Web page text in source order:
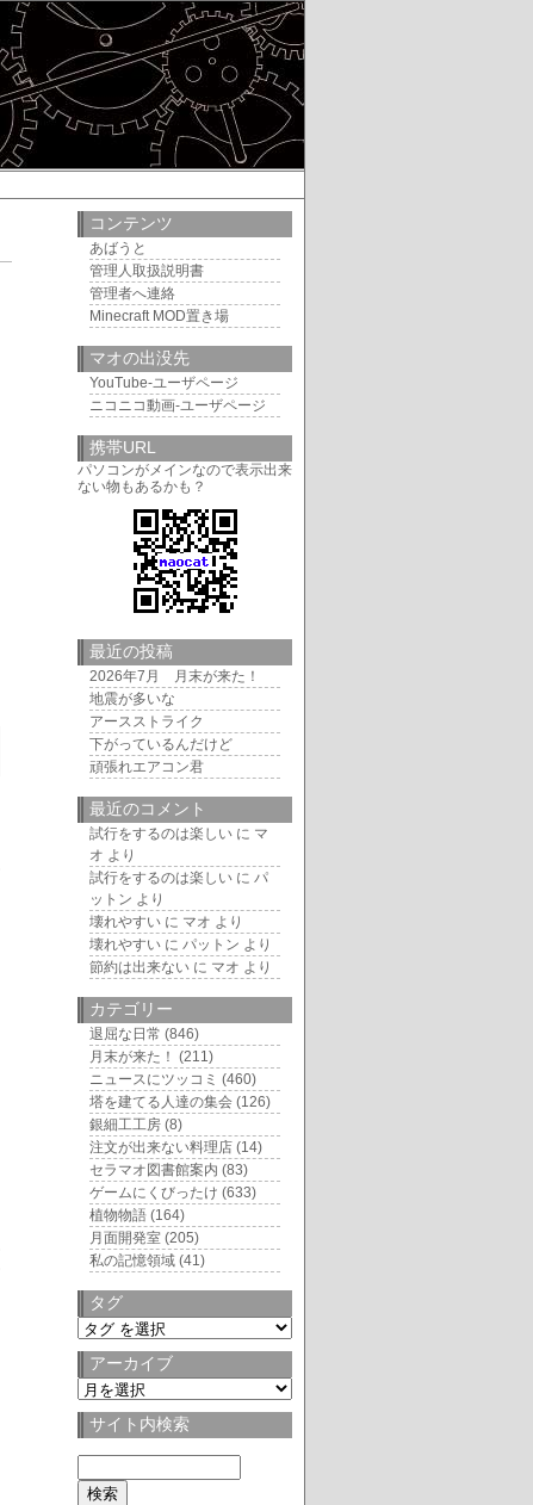
コンテンツ
あばうと
管理人取扱説明書
管理者へ連絡
Minecraft MOD置き場
マオの出没先
YouTube-ユーザページ
ニコニコ動画-ユーザページ
携帯URL
パソコンがメインなので表示出来
ない物もあるかも？
最近の投稿
2026年7月 月末が来た！
地震が多いな
アースストライク
下がっているんだけど
頑張れエアコン君
最近のコメント
試行をするのは楽しい に マ
オ より
試行をするのは楽しい に パ
ットン より
壊れやすい に マオ より
壊れやすい に パットン より
節約は出来ない に マオ より
カテゴリー
退屈な日常 (846)
月末が来た！ (211)
ニュースにツッコミ (460)
塔を建てる人達の集会 (126)
銀細工工房 (8)
注文が出来ない料理店 (14)
セラマオ図書館案内 (83)
ゲームにくびったけ (633)
植物物語 (164)
月面開発室 (205)
私の記憶領域 (41)
タグ
タ
アーカイブ
ア
カサイト内検索